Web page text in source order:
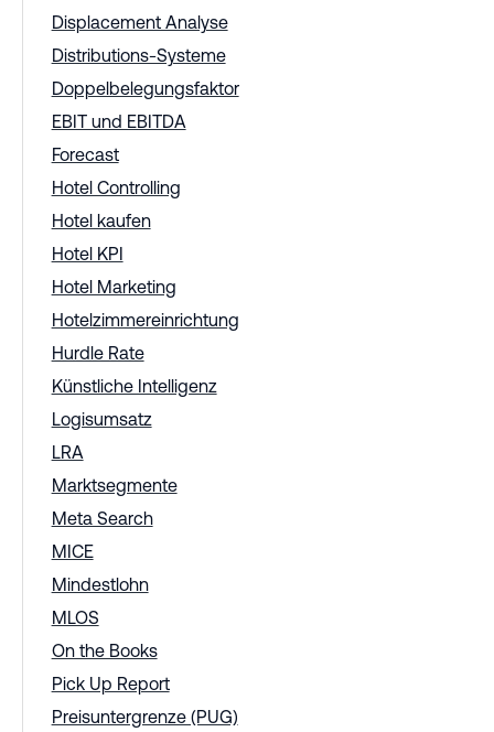
Displacement Analyse
Distributions-Systeme
Doppelbelegungsfaktor
EBIT und EBITDA
Forecast
Hotel Controlling
Hotel kaufen
Hotel KPI
Hotel Marketing
Hotelzimmereinrichtung
Hurdle Rate
Künstliche Intelligenz
Logisumsatz
LRA
Marktsegmente
Meta Search
MICE
Mindestlohn
MLOS
On the Books
Pick Up Report
Preisuntergrenze (PUG)